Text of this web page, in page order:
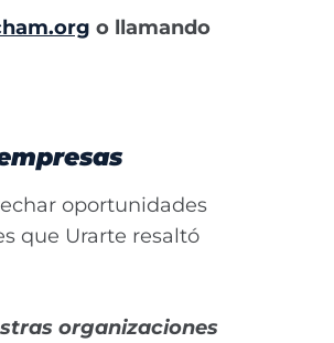
o llamando
oportunidades
que Urarte resaltó
organizaciones